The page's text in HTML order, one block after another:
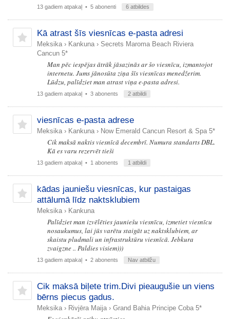
13 gadiem atpakaļ • 5 abonenti 6 atbildes
Kā atrast šīs viesnīcas e-pasta adresi
Meksika › Kankuna › Secrets Maroma Beach Riviera
Cancun 5*
Man pēc iespējas ātrāk jāsazinās ar šo viesnīcu, izmantojot
internetu. Jums jānosūta ziņa šīs viesnīcas menedžerim.
Lūdzu, palīdziet man atrast viņa e-pasta adresi.
13 gadiem atpakaļ • 3 abonents 2 atbildi
viesnīcas e-pasta adrese
Meksika › Kankuna › Now Emerald Cancun Resort & Spa 5*
Cik maksā naktis viesnīcā decembrī. Numura standarts DBL.
Kā es varu rezervēt tieši
13 gadiem atpakaļ • 1 abonents 1 atbildi
kādas jauniešu viesnīcas, kur pastaigas
attālumā līdz naktsklubiem
Meksika › Kankuna
Palīdziet man izvēlēties jauniešu viesnīcu, izmetiet viesnīcu
nosaukumus, lai jūs varētu staigāt uz naktsklubiem, ar
skaistu pludmali un infrastruktūru viesnīcā. Jebkura
zvaigzne .. Paldies visiem)))
13 gadiem atpakaļ • 2 abonents Nav atbilžu
Cik maksā biļete trim.Divi pieaugušie un viens
bērns piecus gadus.
Meksika › Rivjēra Maija › Grand Bahia Principe Coba 5*